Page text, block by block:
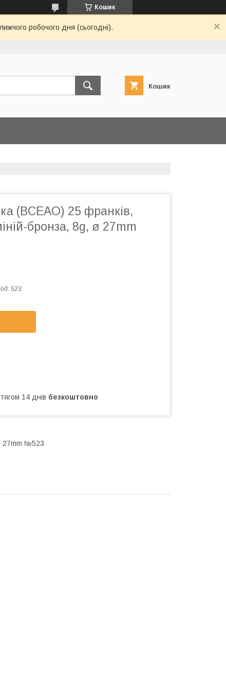
Кошик
робочого дня (сьогодні).
Кошик
(BCEAO) 25 франків,
бронза, 8g, ø 27mm
523
14 днів безкоштовно
27mm №523